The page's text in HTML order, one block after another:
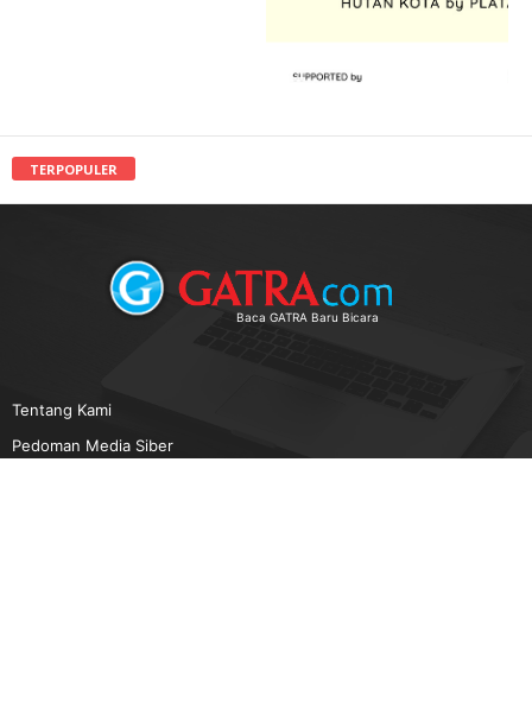
TERPOPULER
Baca GATRA Baru Bicara
Tentang Kami
Pedoman Media Siber